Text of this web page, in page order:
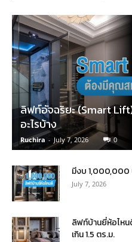
ลิฟท์อัจฉริยะ (Smart
อะไรบ้าง
Ruchira - July 7, 2026 0
มีงบ 1,000,000
July 7, 2026
ลิฟท์บ้านยี่ห้อไหน
เกิน 1.5 ตร.ม.